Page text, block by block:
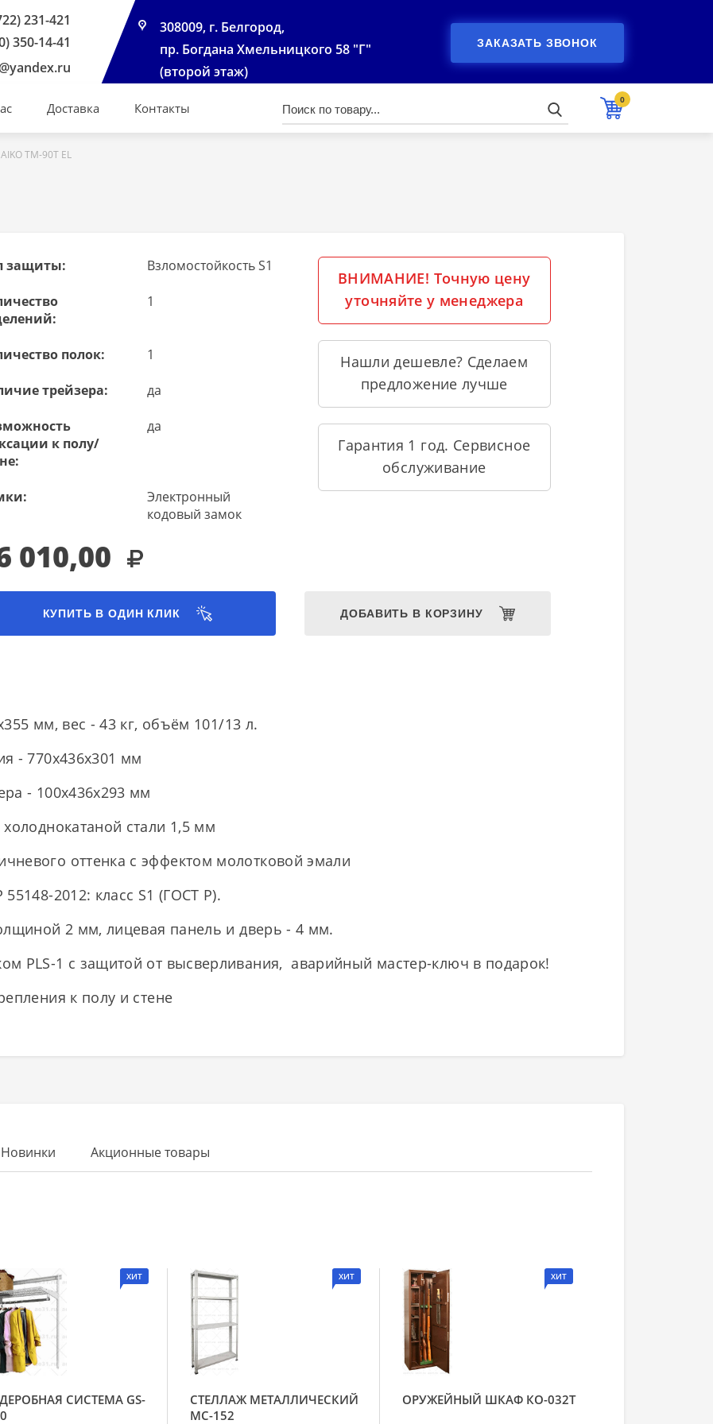
231-421
350-14-41
308009, г. Белгород,
пр. Богдана Хмельницкого 58 "Г"
(второй этаж)
ЗАКАЗАТЬ ЗВОНОК
Доставка Контакты
0
ТМ-90T EL
защиты: Взломостойкость S1
1
полок: 1
трейзера: да
к полу/
да
Электронный
кодовый замок
010,00
ВНИМАНИЕ! Точную цену
уточняйте у менеджера
Нашли дешевле? Сделаем
предложение лучше
Гарантия 1 год. Сервисное
обслуживание
КУПИТЬ В ОДИН КЛИК ДОБАВИТЬ В КОРЗИНУ
мм, вес - 43 кг, объём 101/13 л.
- 770x436x301 мм
- 100x436x293 мм
стали 1,5 мм
оттенка с эффектом молотковой эмали
2012: класс S1 (ГОСТ Р).
2 мм, лицевая панель и дверь - 4 мм.
PLS-1 с защитой от высверливания, аварийный мастер-ключ в подарок!
к полу и стене
Новинки Акционные товары
ХИТ
СИСТЕМА GS-
ХИТ
СТЕЛЛАЖ МЕТАЛЛИЧЕСКИЙ
МС-152
ХИТ
ОРУЖЕЙНЫЙ ШКАФ КО-032Т